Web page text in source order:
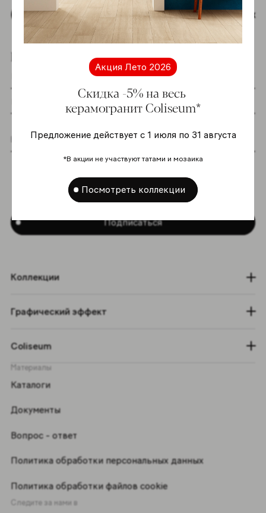
Акция Лето 2026
Скидка -5% на весь
керамогранит Coliseum*
Предложение действует с 1 июля по 31 августа
*В акции не участвуют татами и мозаика
Посмотреть коллекции
Наверх
Подпишитесь на новостную рассылку
Я даю согласие на хранение и обработку
Политике в отношении обработки
персональных данных*
Подписаться
Коллекции
Графический эффект
Coliseum
Материалы
Каталоги
Документы
Вопрос - ответ
Политика обработки персональных данных
Политика обработки файлов cookie
Следите за нами в